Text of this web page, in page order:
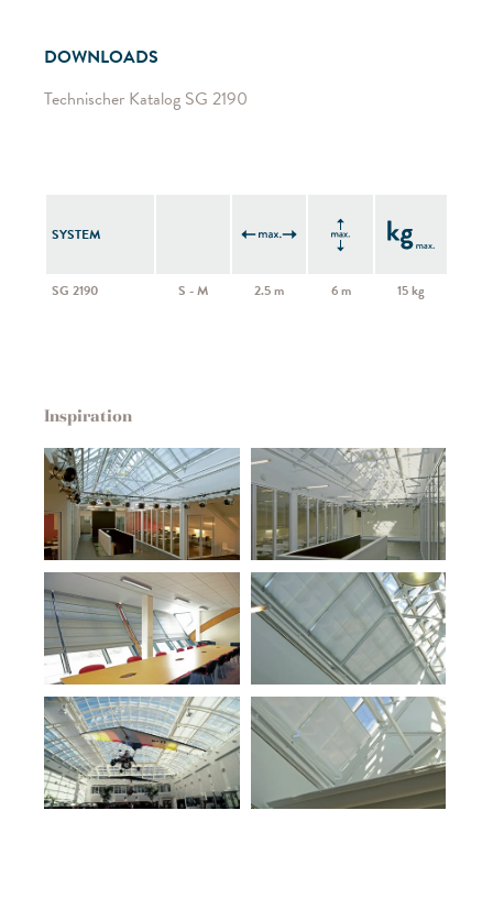
DOWNLOADS
Technischer Katalog SG 2190
SYSTEM
SG 2190 S - M 2.5 m 6 m 15 kg
Inspiration